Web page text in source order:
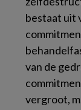
bestaat uit
van de
vergroot,